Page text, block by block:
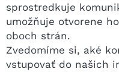
sprostredkuje
umožňuje otvorene
oboch strán.
Zvedomíme si, aké
vstupovať do našich